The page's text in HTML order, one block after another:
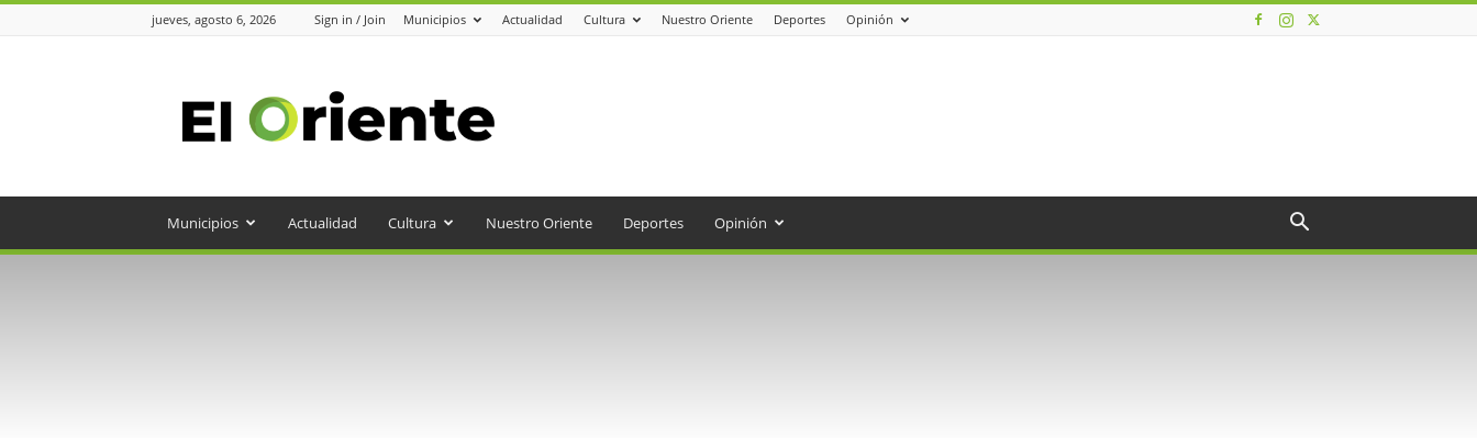
jueves, agosto 6, 2026 Sign in / Join Municipios Actualidad Cultura Nuestro Oriente Deportes Opinión
el
Oriente
Municipios Actualidad Cultura Nuestro Oriente Deportes Opinión